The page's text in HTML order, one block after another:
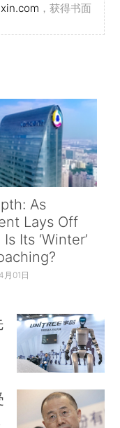
，获得书面
As
Lays Off
Its ‘Winter’
月01日